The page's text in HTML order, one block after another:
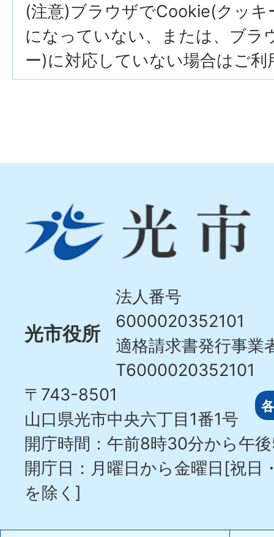
(注意)ブラウザでCookie(クッキ
になっていない、または、ブラ
ー)に対応していない場合はご利
市
Hikari
光市役所
法人番号
6000020352101
適格請求書発行事業
T6000020352101
〒743-8501
山口県光市中央六丁目1番1号
開庁時間：午前8時30分から午
開庁日：月曜日から金曜日[祝日
を除く]